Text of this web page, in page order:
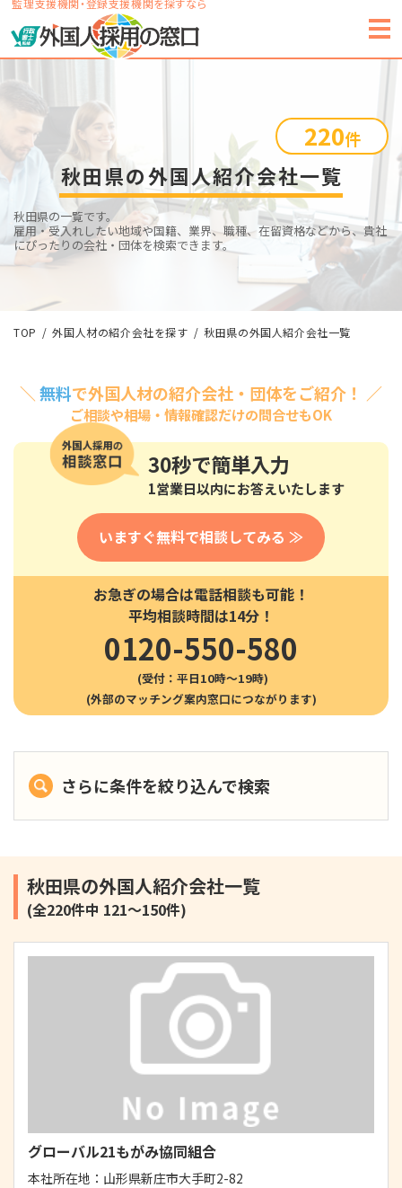
監理支援機関・登録支援機関を探すなら
220件
秋田県の外国人紹介会社一覧
秋田県の一覧です。
雇用・受入れしたい地域や国籍、業界、職種、在留資格などから、貴社
にぴったりの会社・団体を検索できます。
TOP 外国人材の紹介会社を探す 秋田県の外国人紹介会社一覧
＼ 無料で外国人材の紹介会社・団体をご紹介！ ／
ご相談や相場・情報確認だけの問合せもOK
30秒で簡単入力
1営業日以内にお答えいたします
いますぐ無料で相談してみる ≫
お急ぎの場合は電話相談も可能！
平均相談時間は14分！
0120-550-580
(受付：平日10時〜19時)
さらに条件を絞り込んで検索
秋田県の外国人紹介会社一覧
(全220件中 121～150件)
グローバル21もがみ協同組合
本社所在地： 山形県新庄市大手町2-82